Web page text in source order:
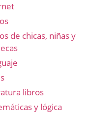
de chicas, niñas y
libros
y lógica